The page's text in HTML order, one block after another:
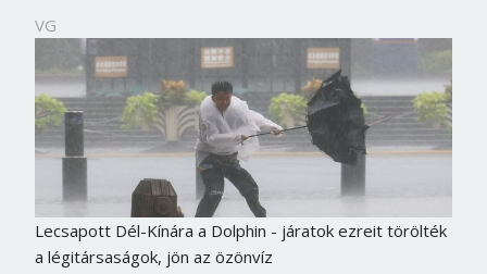
VG
Lecsapott Dél-Kínára a Dolphin - járatok ezreit törölték
a légitársaságok, jön az özönvíz